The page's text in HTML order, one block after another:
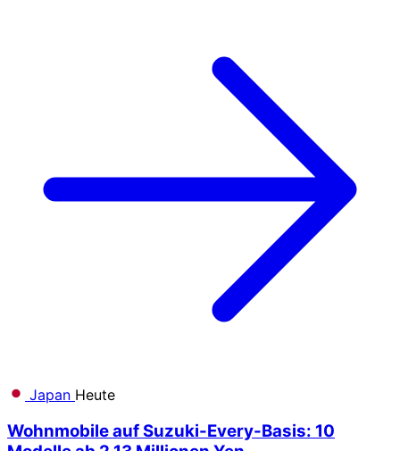
Japan Heute
Wohnmobile auf Suzuki-Every-Basis: 10